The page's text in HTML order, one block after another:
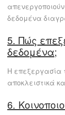
δεδομένα
5. Πώς
δεδομένα;
Η επεξεργασία
αποκλειστικά
6.